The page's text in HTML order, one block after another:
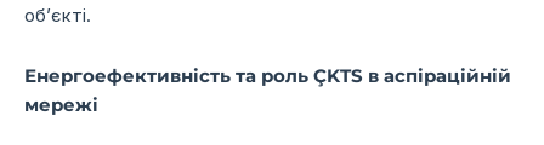
об’єкті.
Енергоефективність та роль ÇKTS в аспіраційній
мережі